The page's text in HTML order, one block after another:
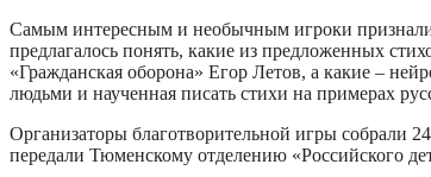
Самым интересным и необычным игроки
предлагалось понять, какие из предложенных
«Гражданская оборона» Егор Летов, а какие –
людьми и наученная писать стихи на примерах
Организаторы благотворительной игры собрали
передали Тюменскому отделению «Российского